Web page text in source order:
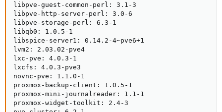
libpve-guest-common-perl: 3.1-3
libpve-http-server-perl: 3.0-6
libpve-storage-perl: 6.3-1
libqb0: 1.0.5-1
libspice-server1: 0.14.2-4~pve6+1
lvm2: 2.03.02-pve4
lxc-pve: 4.0.3-1
lxcfs: 4.0.3-pve3
novnc-pve: 1.1.0-1
proxmox-backup-client: 1.0.5-1
proxmox-mini-journalreader: 1.1-1
proxmox-widget-toolkit: 2.4-3